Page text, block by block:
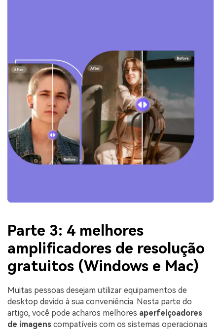
Parte 3: 4 melhores
amplificadores de resolução
gratuitos (Windows e Mac)
Muitas pessoas desejam utilizar equipamentos de
desktop devido à sua conveniência. Nesta parte do
artigo, você pode acharos melhores aperfeiçoadores
de imagens compatíveis com os sistemas operacionais